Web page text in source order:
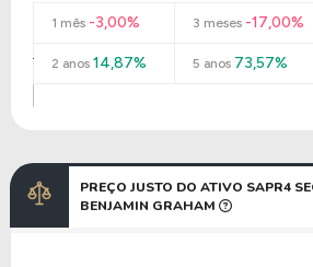
1 mês -3,00% 3 meses -17,00%
2 anos 14,87% 5 anos 73,57%
PREÇO JUSTO DO ATIVO SAPR4
BENJAMIN GRAHAM